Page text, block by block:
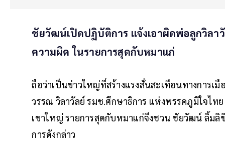
ชัยวัฒน์เปิดปฏิบัติการ แจ้งเอาผิดพ่อลูกวิล
ความผิด ในรายการสุดกับหมาแก่
ถือว่าเป็นข่าวใหญ่ที่สร้างแรงสั่นสะเทือนทางการ
วรรณ วิลาวัลย์ รมช.ศึกษาธิการ แห่งพรรคภูมิใจไ
เขาใหญ่ รายการสุดกับหมาแก่จึงชวน ชัยวัฒน์ ลิ้ม
การดังกล่าว